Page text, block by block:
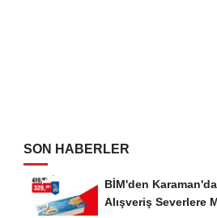
SON HABERLER
BİM'den
Alışveriş Severlere